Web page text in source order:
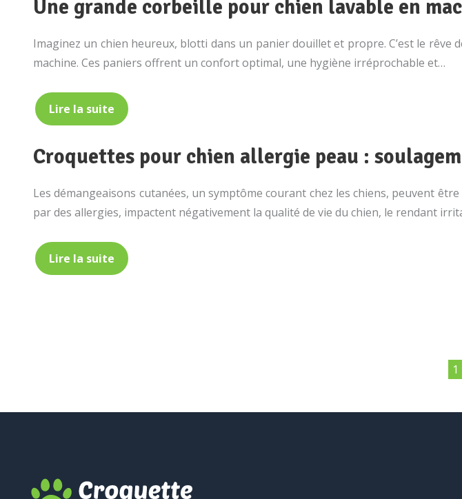
Une grande corbeille pour chien lavable en
Imaginez un chien heureux, blotti dans un panier douillet et propre. C’est le
machine. Ces paniers offrent un confort optimal, une hygiène irréprochable et…
Lire la suite
Croquettes pour chien allergie peau :
Les démangeaisons cutanées, un symptôme courant chez les chiens, peuvent
par des allergies, impactent négativement la qualité de vie du chien, le rendant
Lire la suite
1